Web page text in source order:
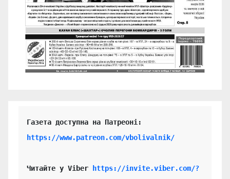
https://www.patreon.com/vbolivalnik/
Читайте у Viber
https://invite.viber.com/?